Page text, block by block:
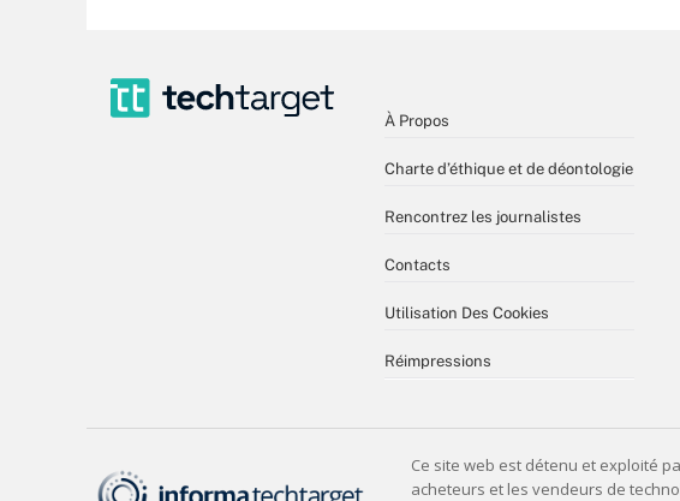
À Propos
Charte d’éthique et de déontologie
Rencontrez les journalistes
Contacts
Utilisation Des Cookies
Réimpressions